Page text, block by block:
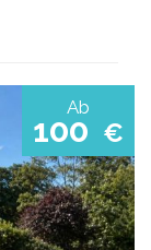
Ab
100 €